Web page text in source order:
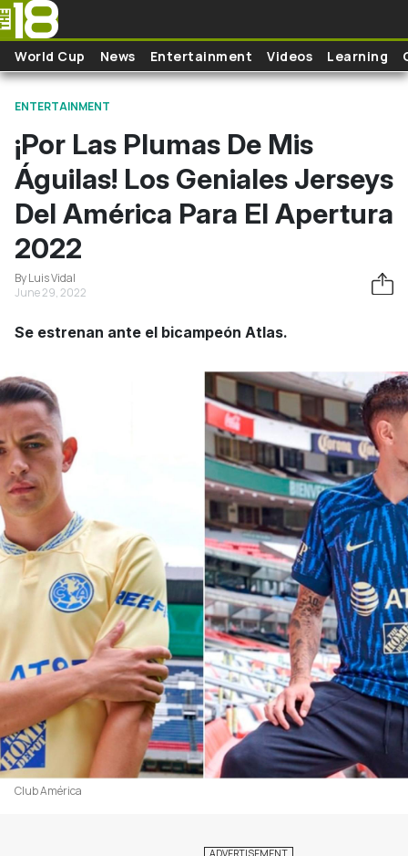
Skip to main content
World Cup News Entertainment Videos Learning
ENTERTAINMENT
¡Por Las Plumas De Mis
Águilas! Los Geniales Jerseys
Del América Para El Apertura
2022
By Luis Vidal
June 29, 2022
Se estrenan ante el bicampeón Atlas.
Club América